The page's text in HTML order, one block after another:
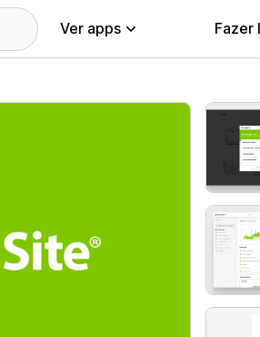
Ver apps Fazer